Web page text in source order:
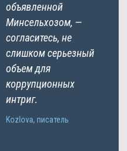
объявленной
Минсельхозом, —
согласитесь, не
слишком серьезный
объем для
коррупционных
интриг.
Kozlova, писатель